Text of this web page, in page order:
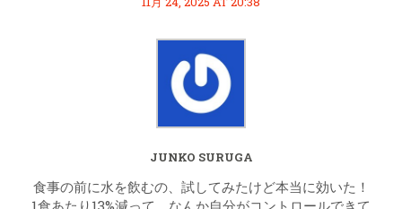
JUNKO SURUGA
食事の前に水を飲むの、試してみたけど本当に効いた！